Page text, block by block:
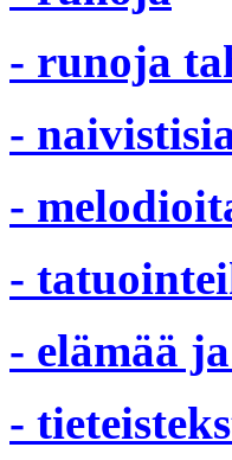
- runoja
-
-
-
- elämää
-